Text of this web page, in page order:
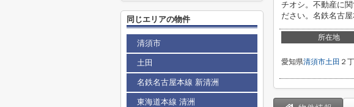
チオシ。不動産に
ださい。名鉄名古
所在地
愛知県清須市土田 ２
同じエリアの物件
清須市
土田
名鉄名古屋本線 新清洲
東海道本線 清洲